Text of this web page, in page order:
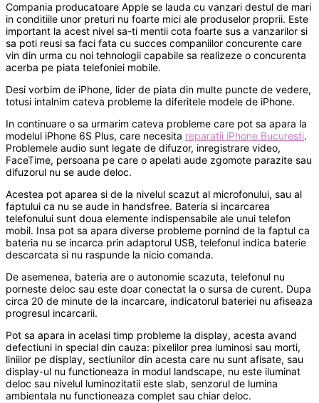
Compania producatoare Apple se lauda cu vanzari destul de mari
in conditiile unor preturi nu foarte mici ale produselor proprii. Este
important la acest nivel sa-ti mentii cota foarte sus a vanzarilor si
sa poti reusi sa faci fata cu succes companiilor concurente care
vin din urma cu noi tehnologii capabile sa realizeze o concurenta
acerba pe piata telefoniei mobile.
Desi vorbim de iPhone, lider de piata din multe puncte de vedere,
totusi intalnim cateva probleme la diferitele modele de iPhone.
In continuare o sa urmarim cateva probleme care pot sa apara la
modelul iPhone 6S Plus, care necesita reparatii iPhone Bucuresti.
Problemele audio sunt legate de difuzor, inregistrare video,
FaceTime, persoana pe care o apelati aude zgomote parazite sau
difuzorul nu se aude deloc.
Acestea pot aparea si de la nivelul scazut al microfonului, sau al
faptului ca nu se aude in handsfree. Bateria si incarcarea
telefonului sunt doua elemente indispensabile ale unui telefon
mobil. Insa pot sa apara diverse probleme pornind de la faptul ca
bateria nu se incarca prin adaptorul USB, telefonul indica baterie
descarcata si nu raspunde la nicio comanda.
De asemenea, bateria are o autonomie scazuta, telefonul nu
porneste deloc sau este doar conectat la o sursa de curent. Dupa
circa 20 de minute de la incarcare, indicatorul bateriei nu afiseaza
progresul incarcarii.
Pot sa apara in acelasi timp probleme la display, acesta avand
defectiuni in special din cauza: pixelilor prea luminosi sau morti,
liniilor pe display, sectiunilor din acesta care nu sunt afisate, sau
display-ul nu functioneaza in modul landscape, nu este iluminat
deloc sau nivelul luminozitatii este slab, senzorul de lumina
ambientala nu functioneaza complet sau chiar deloc.